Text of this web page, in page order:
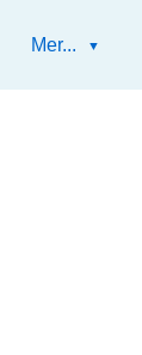
Mer...